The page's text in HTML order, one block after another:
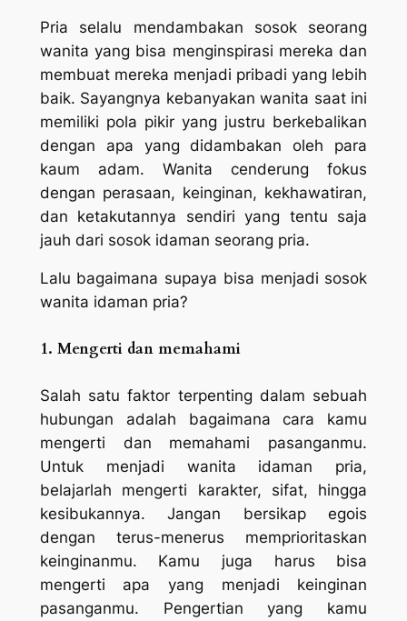
Pria selalu mendambakan sosok seorang
wanita yang bisa menginspirasi mereka dan
membuat mereka menjadi pribadi yang lebih
baik. Sayangnya kebanyakan wanita saat ini
memiliki pola pikir yang justru berkebalikan
dengan apa yang didambakan oleh para
kaum adam. Wanita cenderung fokus
dengan perasaan, keinginan, kekhawatiran,
dan ketakutannya sendiri yang tentu saja
jauh dari sosok idaman seorang pria.
Lalu bagaimana supaya bisa menjadi sosok
wanita idaman pria?
1. Mengerti dan memahami
Salah satu faktor terpenting dalam sebuah
hubungan adalah bagaimana cara kamu
mengerti dan memahami pasanganmu.
Untuk menjadi wanita idaman pria,
belajarlah mengerti karakter, sifat, hingga
kesibukannya. Jangan bersikap egois
dengan terus-menerus memprioritaskan
keinginanmu. Kamu juga harus bisa
mengerti apa yang menjadi keinginan
pasanganmu. Pengertian yang kamu